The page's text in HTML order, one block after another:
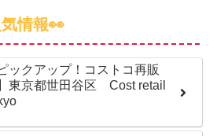
情報👀
ックアップ！コストコ再販
東京都世田谷区 Cost retail